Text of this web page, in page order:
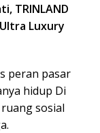
TRINLAND
Luxury
peran pasar
hidup Di
sosial